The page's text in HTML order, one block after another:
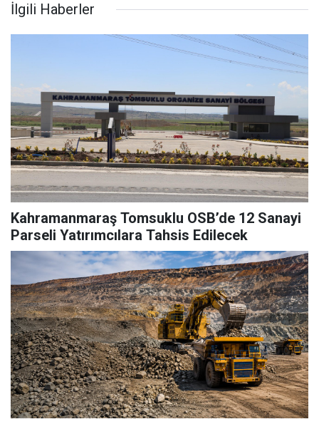
İlgili Haberler
Kahramanmaraş Tomsuklu OSB’de 12 Sanayi
Parseli Yatırımcılara Tahsis Edilecek